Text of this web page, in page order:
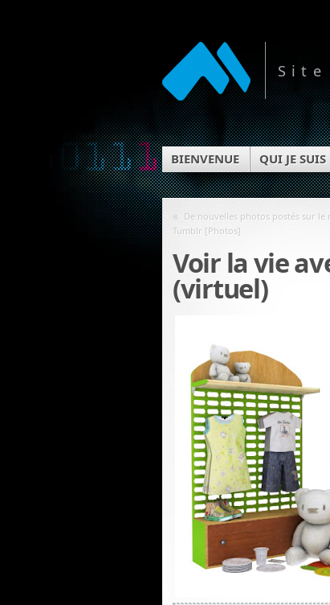
Site
BIENVENUE QUI JE SUIS
« De nouvelles photos postés sur
Tumblr [Photos]
Voir la vie
(virtuel)